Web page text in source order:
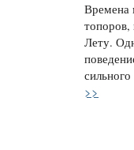
Времена
топоров,
Лету.
>>